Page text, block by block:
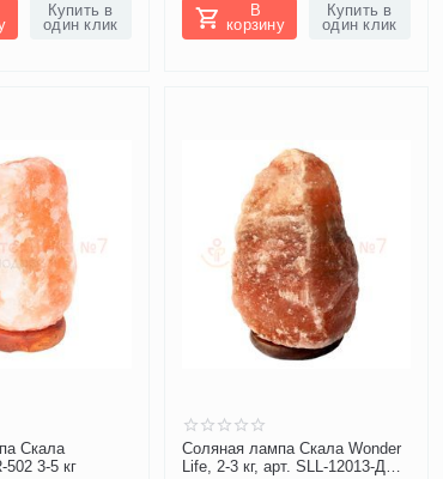
Купить в
один клик
В
корзину
Купить в
один клик
Скала
502 3-5 кг
Соляная лампа Скала Wonder
Life, 2-3 кг, арт. SLL-12013-ДДм